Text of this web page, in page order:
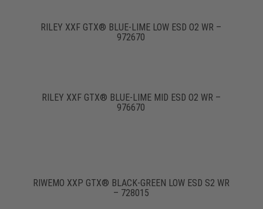
RILEY XXF GTX® BLUE-LIME LOW ESD O2 WR –
972670
RILEY XXF GTX® BLUE-LIME MID ESD O2 WR –
976670
RIWEMO XXP GTX® BLACK-GREEN LOW ESD S2 WR
– 728015